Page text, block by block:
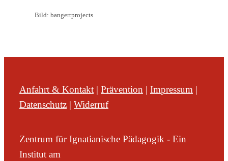
Bild: bangertprojects
Anfahrt & Kontakt | Prävention | Impressum |
Datenschutz | Widerruf
Zentrum für Ignatianische Pädagogik - Ein
Institut am